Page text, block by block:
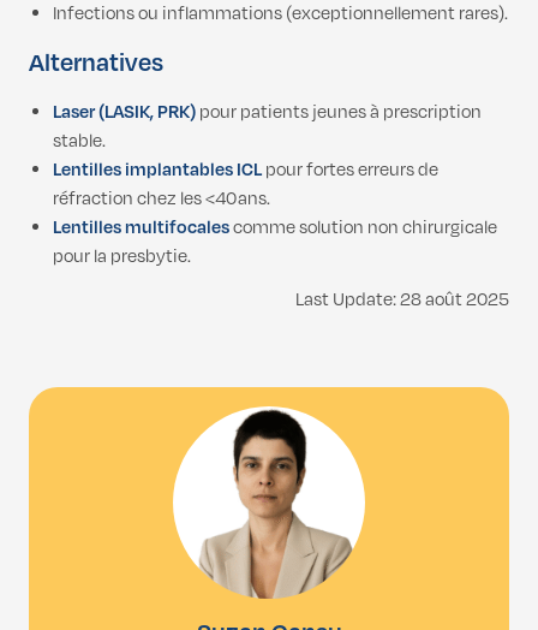
Infections ou inflammations (exceptionnellement rares).
Alternatives
Laser (LASIK, PRK)pour patients jeunes à prescription
stable.
Lentilles implantables ICLpour fortes erreurs de
réfraction chez les <40 ans.
Lentilles multifocalescomme solution non chirurgicale
pour la presbytie.
Last Update: 28 août 2025